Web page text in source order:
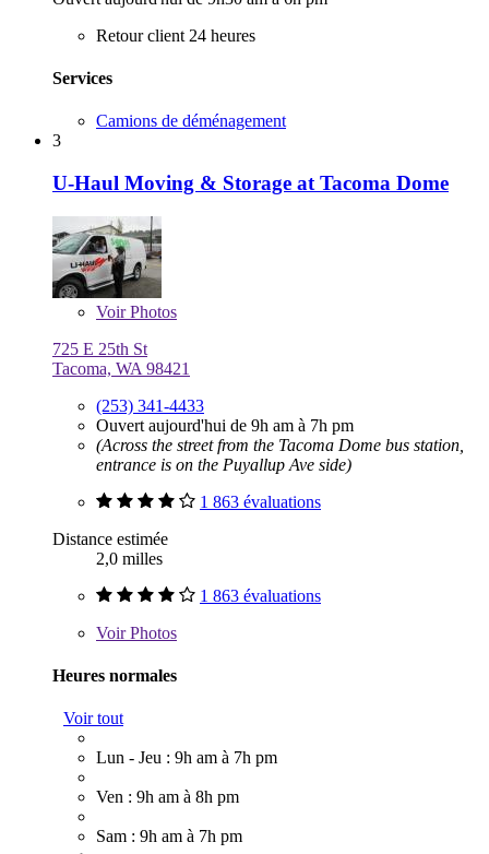
Retour client 24 heures
Services
Camions de déménagement
3
U-Haul Moving & Storage at Tacoma Dome
VoirPhotos
725 E 25th St
Tacoma, WA 98421
(253) 341-4433
Ouvert aujourd'hui de 9h am à 7h pm
(Across the street from the Tacoma Dome bus station,
entrance is on the Puyallup Ave side)
1 863 évaluations
Distance estimée
2,0 milles
1 863 évaluations
VoirPhotos
Heures normales
Voir tout
Lun - Jeu : 9h am à 7h pm
Ven : 9h am à 8h pm
Sam : 9h am à 7h pm